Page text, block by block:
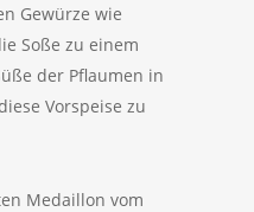
Gewürze wie
Soße zu einem
der Pflaumen in
Vorspeise zu
Medaillon vom